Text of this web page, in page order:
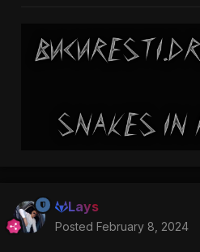
Lays
Posted February 8, 2024